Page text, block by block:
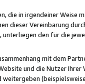
die in irgendeiner Weise
dieser Vereinbarung
unterliegen den für die
mit dem
und die Nutzer
weitergeben